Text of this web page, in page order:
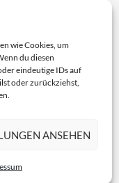
wie Cookies, um
du diesen
eindeutige IDs auf
oder zurückziehst,
ANSEHEN